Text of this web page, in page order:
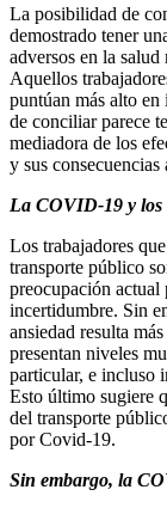
La posibilidad de
demostrado tener
adversos en la
Aquellos
puntúan más alto
de conciliar parece
mediadora de los
y sus consecuencias
La COVID-19 y los
Los trabajadores
transporte público
preocupación actual
incertidumbre. Sin
ansiedad resulta
presentan niveles
particular, e incluso
Esto último sugiere
del transporte
por Covid-19.
Sin embargo, la